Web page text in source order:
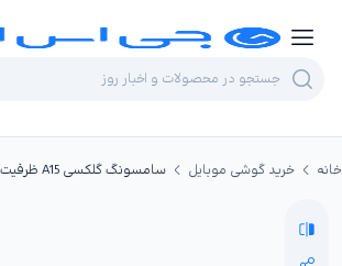
خانه خرید گوشی موبایل سامسونگ گلکسی A15 ظرفیت 128GB رم 4GB - ویتنام